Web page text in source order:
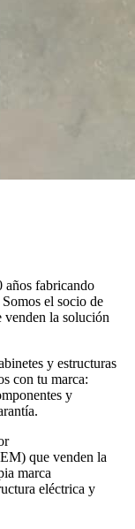
años fabricando
el socio de
venden la solución
y estructuras
con tu marca:
y
que venden la
marca
eléctrica y